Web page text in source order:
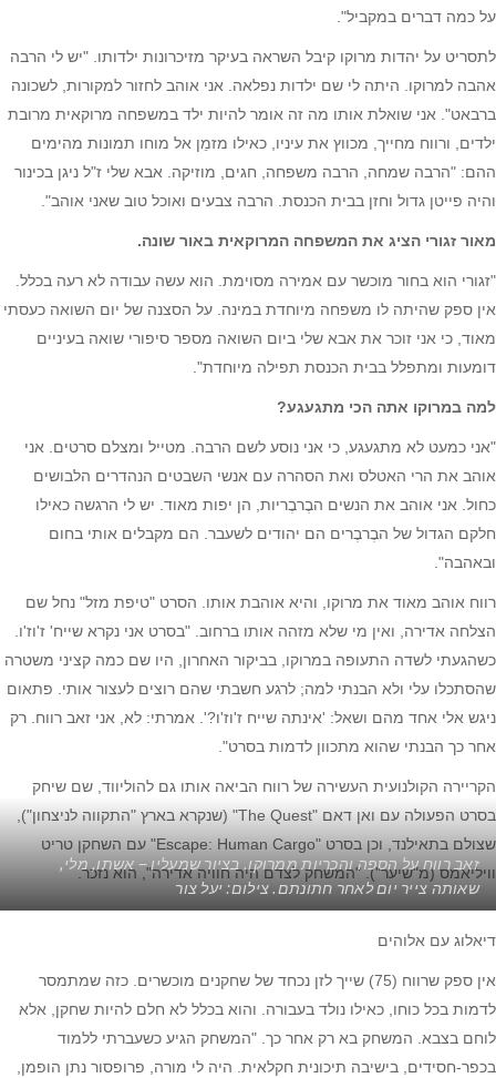
על כמה דברים במקביל".
לתסריט על יהדות מרוקו קיבל השראה בעיקר מזיכרונות ילדותו. "יש לי הרבה
אהבה למרוקו. היתה לי שם ילדות נפלאה. אני אוהב לחזור למקורות, לשכונה
ברבאט". אני שואלת אותו מה זה אומר להיות ילד במשפחה מרוקאית מרובת
ילדים, ורווח מחייך, מכווץ את עיניו, כאילו מזמֵן אל מוחו תמונות מהימים
ההם: "הרבה שמחה, הרבה משפחה, חגים, מוזיקה. אבא שלי ז"ל ניגן בכינור
והיה פייטן גדול וחזן בבית הכנסת. הרבה צבעים ואוכל טוב שאני אוהב".
מאור זגורי הציג את המשפחה המרוקאית באור שונה.
"זגורי הוא בחור מוכשר עם אמירה מסוימת. הוא עשה עבודה לא רעה בכלל.
אין ספק שהיתה לו משפחה מיוחדת במינה. על הסצנה של יום השואה כעסתי
מאוד, כי אני זוכר את אבא שלי ביום השואה מספר סיפורי שואה בעיניים
דומעות ומתפלל בבית הכנסת תפילה מיוחדת".
למה במרוקו אתה הכי מתגעגע?
"אני כמעט לא מתגעגע, כי אני נוסע לשם הרבה. מטייל ומצלם סרטים. אני
אוהב את הרי האטלס ואת הסהרה עם אנשי השבטים הנהדרים הלבושים
כחול. אני אוהב את הנשים הבֶרבֶריות, הן יפות מאוד. יש לי הרגשה כאילו
חלקם הגדול של הבֶרבֶרים הם יהודים לשעבר. הם מקבלים אותי בחום
ובאהבה".
רווח אוהב מאוד את מרוקו, והיא אוהבת אותו. הסרט "טיפת מזל" נחל שם
הצלחה אדירה, ואין מי שלא מזהה אותו ברחוב. "בסרט אני נקרא שייח' ז'וז'ו.
כשהגעתי לשדה התעופה במרוקו, בביקור האחרון, היו שם כמה קציני משטרה
שהסתכלו עלי ולא הבנתי למה; לרגע חשבתי שהם רוצים לעצור אותי. פתאום
ניגש אלי אחד מהם ושאל: 'אינתה שייח ז'וז'ו?'. אמרתי: לא, אני זאב רווח. רק
אחר כך הבנתי שהוא מתכוון לדמות בסרט".
הקריירה הקולנועית העשירה של רווח הביאה אותו גם להוליווד, שם שיחק
בסרט הפעולה עם ואן דאם "The Quest" (שנקרא בארץ "התקווה לניצחון"),
שצולם בתאילנד, וכן בסרט "Escape: Human Cargo" עם השחקן טריט
וויליאמס (מ"שיער"). "המשחק לצדם היה חוויה אדירה", הוא נזכר.
זאב רווח על הספה והכריות ממרוקו. בציור שמעליו – אשתו, מלי,
שאותה צייר יום לאחר חתונתם. צילום: יעל צור
דיאלוג עם אלוהים
אין ספק שרווח (75) שייך לזן נכחד של שחקנים מוכשרים. כזה שמתמסר
לדמות בכל כוחו, כאילו נולד בעבורה. והוא בכלל לא חלם להיות שחקן, אלא
לוחם בצבא. המשחק בא רק אחר כך. "המשחק הגיע כשעברתי ללמוד
בכפר-חסידים, בישיבה תיכונית חקלאית. היה לי מורה, פרופסור נתן הופמן,